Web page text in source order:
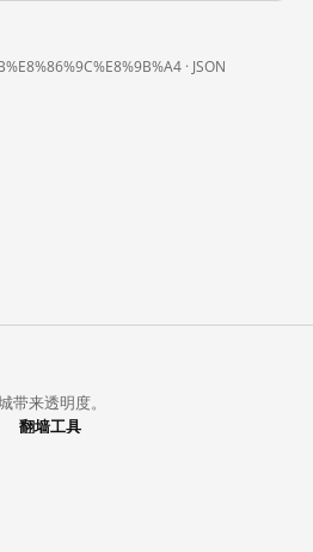
· JSON
带来透明度。
翻墙工具